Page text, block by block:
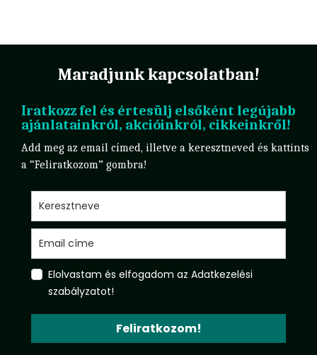
Maradjunk kapcsolatban!
Iratkozz fel és értesülj elsőként legújabb
ajánlatainkról, akcióinkról, cikkeinkről!
Add meg az email címed, illetve a keresztneved és kattints
a “Feliratkozom” gombra!
Elolvastam és elfogadom az Adatkezelési
szabályzatot!
Feliratkozom!